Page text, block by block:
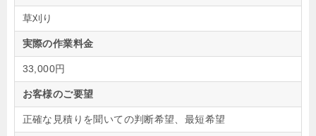
草刈り
実際の作業料金
33,000円
お客様のご要望
正確な見積りを聞いての判断希望、最短希望